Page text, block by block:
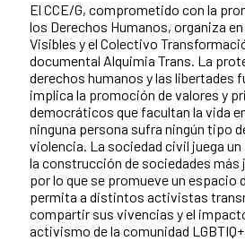
El CCE/G, comprometido con la
los Derechos Humanos, organiza
Visibles y el Colectivo
documental Alquimia Trans. La
derechos humanos y las libertades
implica la promoción de valores y
democráticos que facultan la vida
ninguna persona sufra ningún tipo
violencia. La sociedad civil juega
la construcción de sociedades más
por lo que se promueve un espacio
permita a distintos activistas
compartir sus vivencias y el
activismo de la comunidad